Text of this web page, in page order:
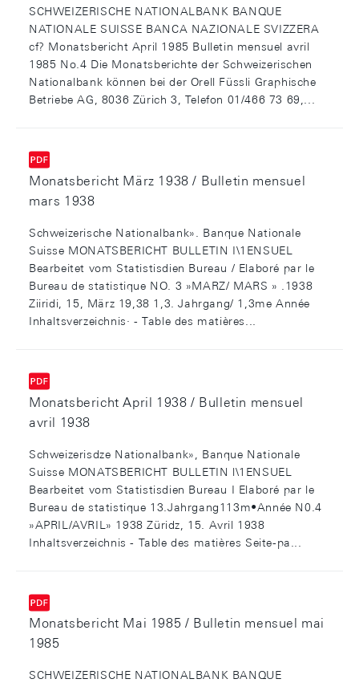
SCHWEIZERISCHE NATIONALBANK BANQUE
NATIONALE SUISSE BANCA NAZIONALE SVIZZERA
cf? Monatsbericht April 1985 Bulletin mensuel avril
1985 No.4 Die Monatsberichte der Schweizerischen
Nationalbank können bei der Orell Füssli Graphische
Betriebe AG, 8036 Zürich 3, Telefon 01/466 73 69,...
Monatsbericht März 1938 / Bulletin mensuel
mars 1938
Schweizerische Nationalbank». Banque Nationale
Suisse MONATSBERICHT BULLETIN I\1ENSUEL
Bearbeitet vom Statistisdien Bureau / Elaboré par le
Bureau de statistique NO. 3 »MARZ/ MARS » .1938
Ziiridi, 15, März 19,38 1,3. Jahrgang/ 1,3me Année
Inhaltsverzeichnis· - Table des matières...
Monatsbericht April 1938 / Bulletin mensuel
avril 1938
Schweizerisdze Nationalbank», Banque Nationale
Suisse MONATSBERICHT BULLETIN l\1ENSUEL
Bearbeitet vom Statistisdien Bureau I Elaboré par le
Bureau de statistique 13.Jahrgang113m•Année N0.4
»APRIL/AVRIL» 1938 Züridz, 15. Avril 1938
Inhaltsverzeichnis - Table des matières Seite-pa...
Monatsbericht Mai 1985 / Bulletin mensuel mai
1985
SCHWEIZERISCHE NATIONALBANK BANQUE